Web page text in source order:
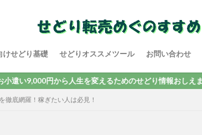
けせどり基礎 せどりオススメツール お問い合わせ
円から人生を変えるためのせどり情報おしえます
徹底網羅！稼ぎたい人は必見！